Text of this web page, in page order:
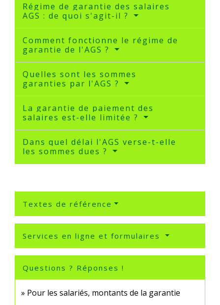
Régime de garantie des salaires
AGS : de quoi s'agit-il ?
Comment fonctionne le régime de
garantie de l'AGS ?
Quelles sont les sommes
garanties par l'AGS ?
La garantie de paiement des
salaires est-elle limitée ?
Dans quel délai l'AGS verse-t-elle
les sommes dues ?
Textes de référence
Services en ligne et formulaires
Questions ? Réponses !
Pour les salariés, montants de la garantie